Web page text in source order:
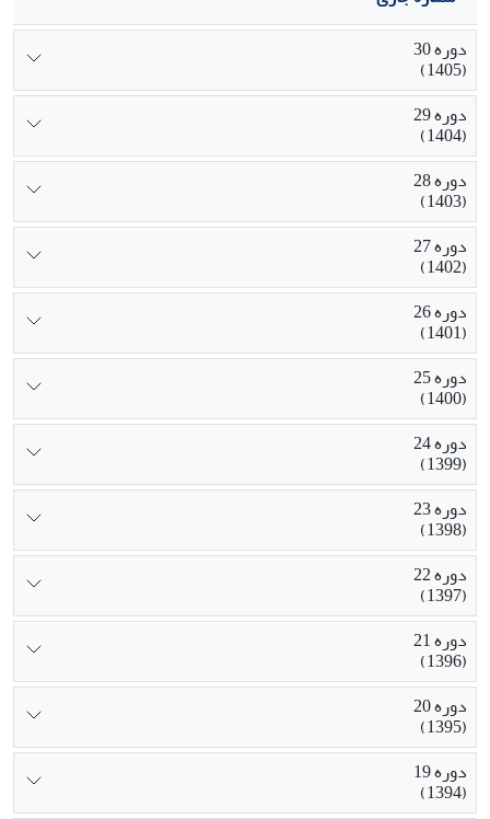
دوره 30
(1405)
دوره 29
(1404)
دوره 28
(1403)
دوره 27
(1402)
دوره 26
(1401)
دوره 25
(1400)
دوره 24
(1399)
دوره 23
(1398)
دوره 22
(1397)
دوره 21
(1396)
دوره 20
(1395)
دوره 19
(1394)